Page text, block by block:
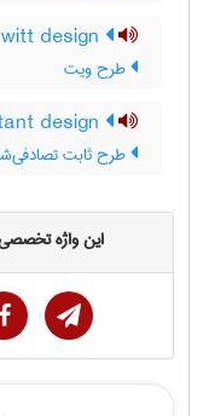
طرح ویت
طرح ثابت
این واژه